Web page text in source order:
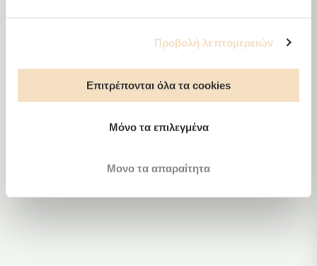
Προβολή λεπτομερειών
Επιτρέπονται όλα τα cookies
Μόνο τα επιλεγμένα
Μονο τα απαραίτητα
Moon